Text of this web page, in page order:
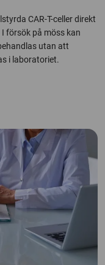
CAR-T-celler direkt
försök på möss kan
utan att
i laboratoriet.